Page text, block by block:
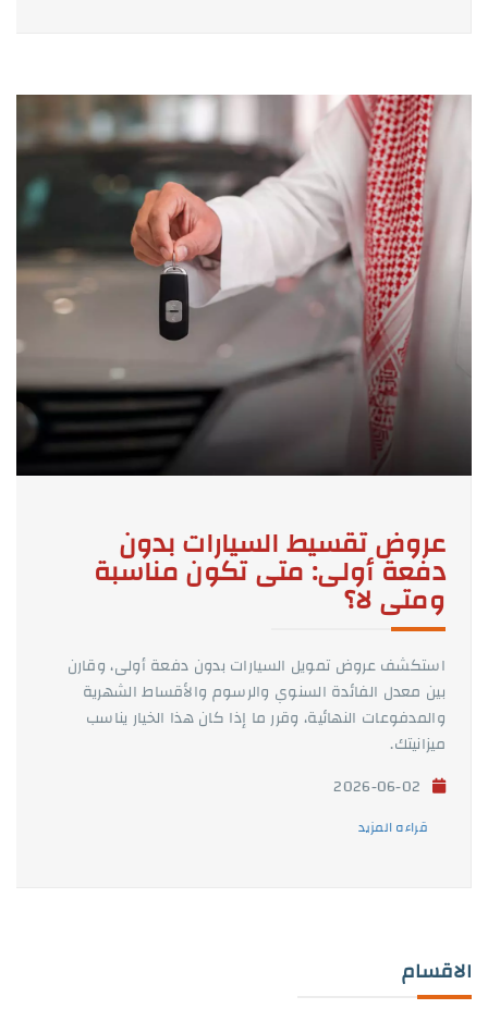
عروض تقسيط السيارات بدون
دفعة أولى: متى تكون مناسبة
ومتى لا؟
استكشف عروض تمويل السيارات بدون دفعة أولى، وقارن
بين معدل الفائدة السنوي والرسوم والأقساط الشهرية
والمدفوعات النهائية، وقرر ما إذا كان هذا الخيار يناسب
ميزانيتك.
قراءه المزيد
الاقسام